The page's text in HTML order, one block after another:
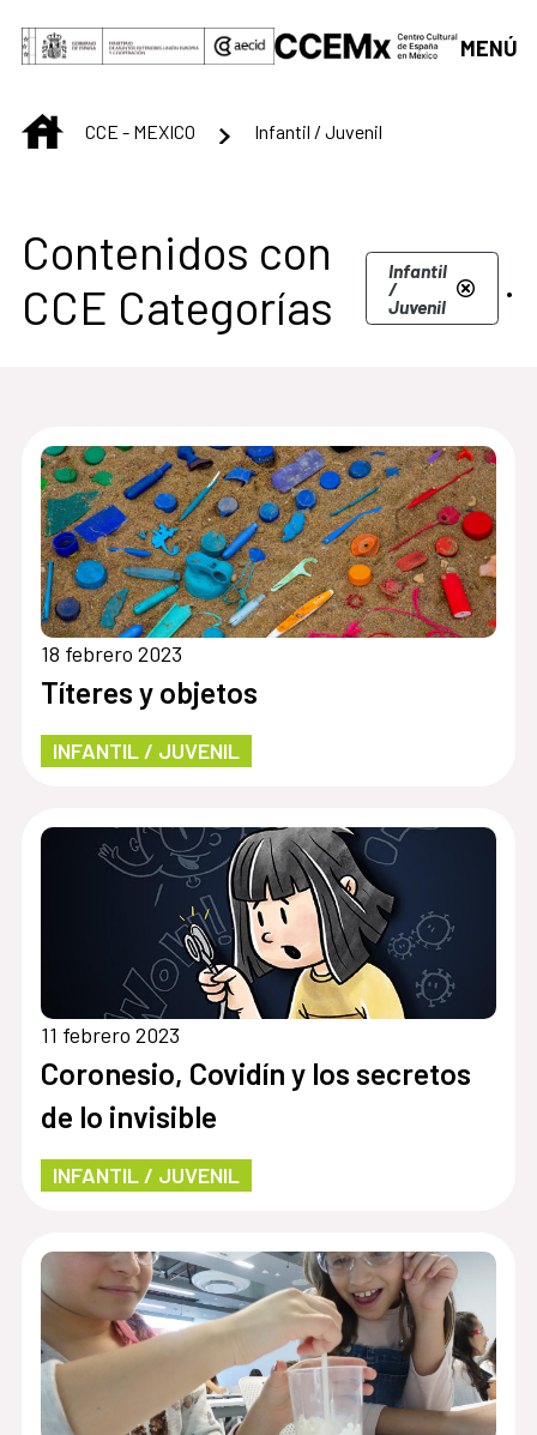
Saltar al contenido principal
MENÚ
INICIOCCE - MEXICO Infantil / Juvenil
Centro Cultural de
Contenidos con
CCE Categorías
Infantil
/
Juvenil .
18 febrero 2023
Títeres y objetos
INFANTIL / JUVENIL
11 febrero 2023
Coronesio, Covidín y los secretos
de lo invisible
INFANTIL / JUVENIL